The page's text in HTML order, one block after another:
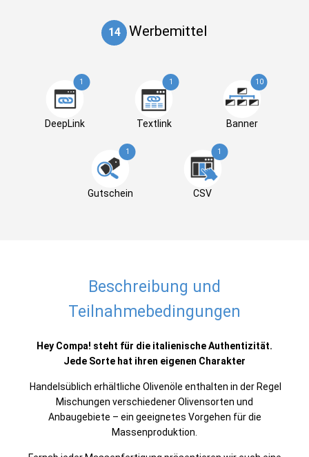
14 Werbemittel
1
DeepLink
1
Textlink
10
Banner
1
Gutschein
1
CSV
Beschreibung und
Teilnahmebedingungen
Hey Compa! steht für die italienische Authentizität.
Jede Sorte hat ihren eigenen Charakter
Handelsüblich erhältliche Olivenöle enthalten in der Regel
Mischungen verschiedener Olivensorten und
Anbaugebiete – ein geeignetes Vorgehen für die
Massenproduktion.